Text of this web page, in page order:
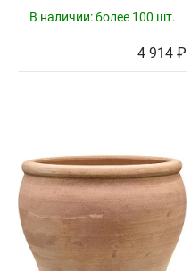
В наличии:более 100 шт.
4 914 ₽